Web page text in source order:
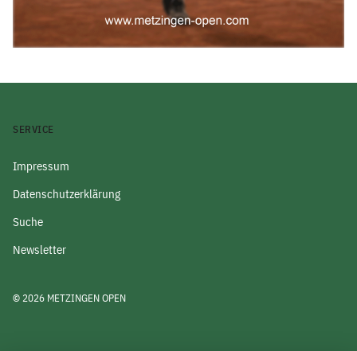
SERVICE
Impressum
Datenschutzerklärung
Suche
Newsletter
© 2026 METZINGEN OPEN